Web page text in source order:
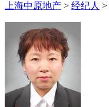
上海中原地产 > 经纪人 >